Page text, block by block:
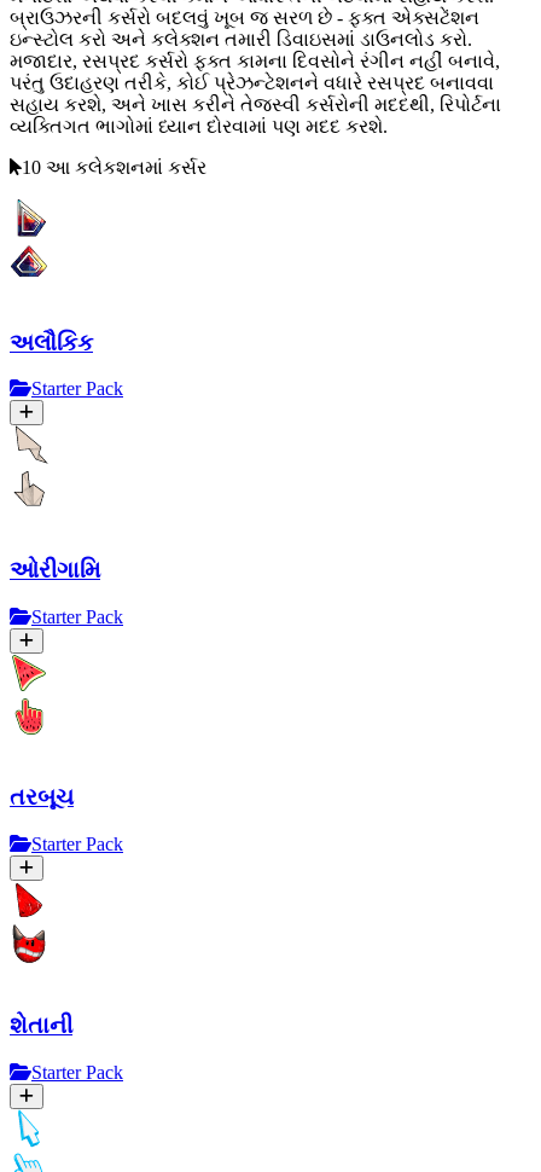
બ્રાઉઝરની કર્સરો બદલવું ખૂબ જ સરળ છે - ફક્ત એક્સટેંશન
ઇન્સ્ટોલ કરો અને કલેક્શન તમારી ડિવાઇસમાં ડાઉનલોડ કરો.
મજાદાર, રસપ્રદ કર્સરો ફક્ત કામના દિવસોને રંગીન નહીં બનાવે,
પરંતુ ઉદાહરણ તરીકે, કોઈ પ્રેઝન્ટેશનને વધારે રસપ્રદ બનાવવા
સહાય કરશે, અને ખાસ કરીને તેજસ્વી કર્સરોની મદદથી, રિપોર્ટના
વ્યક્તિગત ભાગોમાં ધ્યાન દોરવામાં પણ મદદ કરશે.
10 આ કલેકશનમાં કર્સર
અલૌકિક
Starter Pack
ઓરીગામિ
Starter Pack
તરબૂચ
Starter Pack
શેતાની
Starter Pack